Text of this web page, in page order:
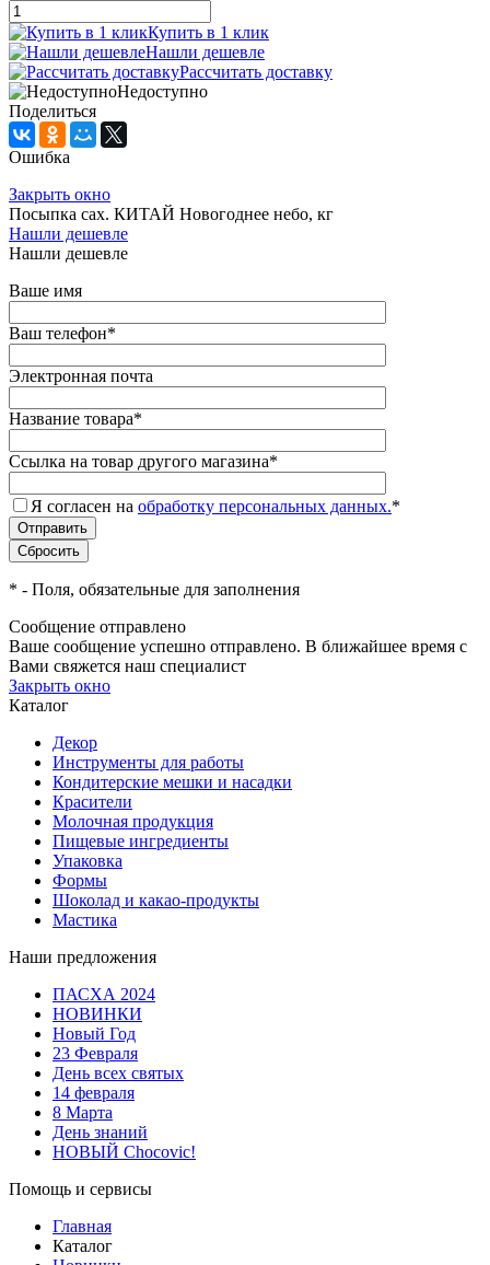
Купить в 1 клик
Нашли дешевле
Рассчитать доставку
Недоступно
Поделиться
Ошибка
Закрыть окно
Посыпка сах. КИТАЙ Новогоднее небо, кг
Нашли дешевле
Нашли дешевле
Ваше имя
Ваш телефон*
Электронная почта
Название товара*
Ссылка на товар другого магазина*
Я согласен на обработку персональных данных.*
* - Поля, обязательные для заполнения
Сообщение отправлено
Ваше сообщение успешно отправлено. В ближайшее время с
Вами свяжется наш специалист
Закрыть окно
Каталог
Декор
Инструменты для работы
Кондитерские мешки и насадки
Красители
Молочная продукция
Пищевые ингредиенты
Упаковка
Формы
Шоколад и какао-продукты
Мастика
Наши предложения
ПАСХА 2024
НОВИНКИ
Новый Год
23 Февраля
День всех святых
14 февраля
8 Марта
День знаний
НОВЫЙ Chocovic!
Помощь и сервисы
Главная
Каталог